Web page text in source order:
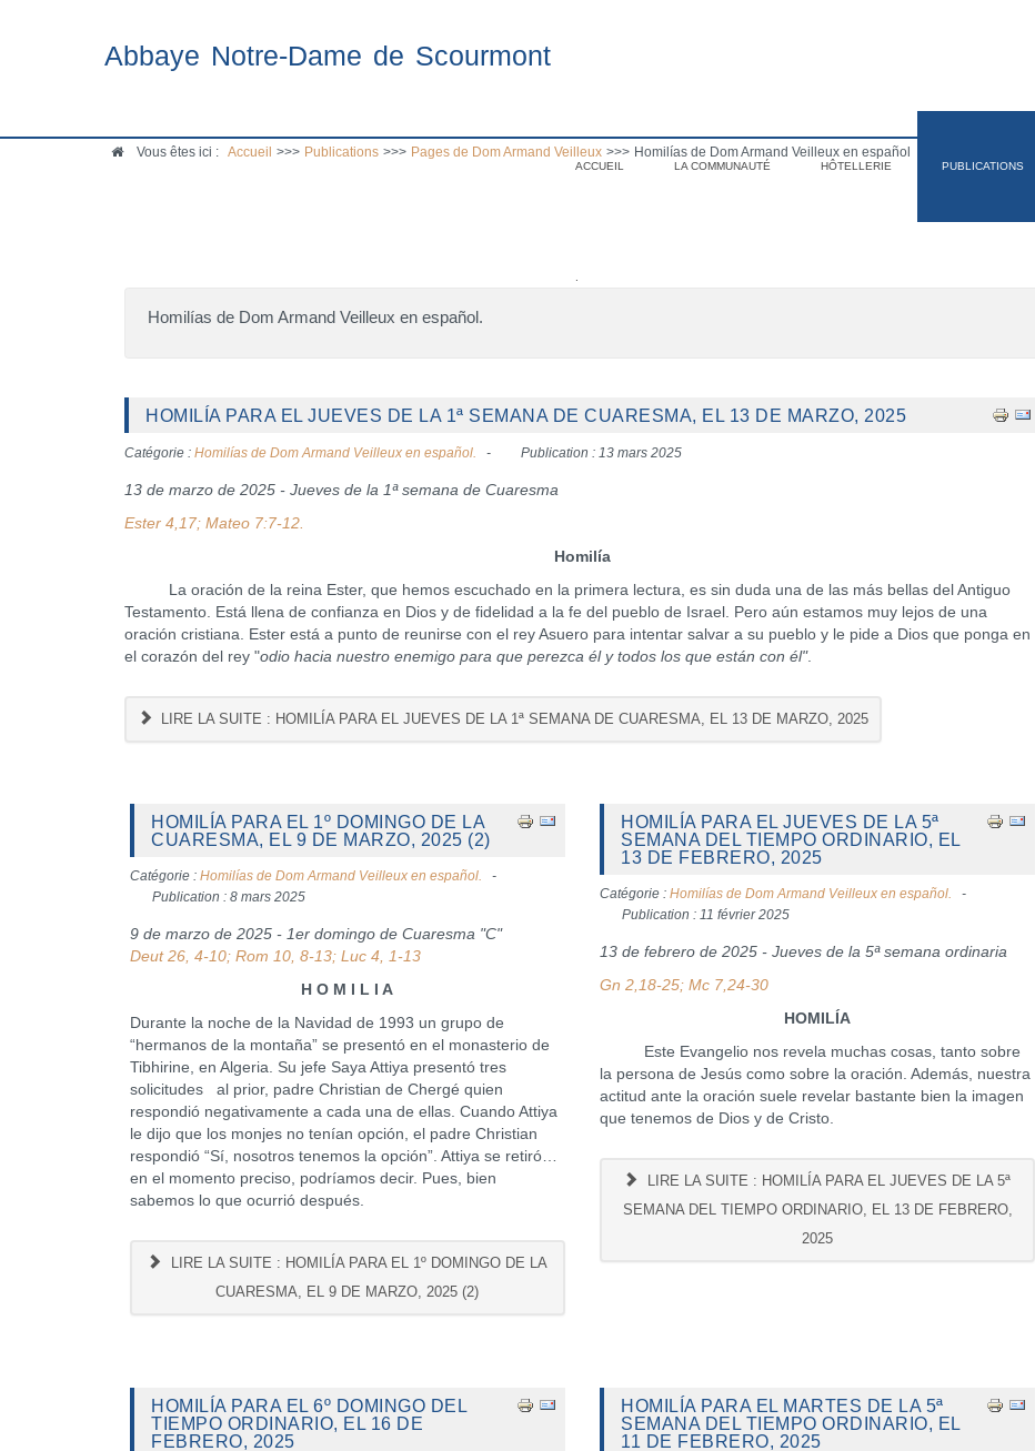
Abbaye Notre-Dame de Scourmont
ACCUEIL LA COMMUNAUTÉ HÔTELLERIE PUBLICATIONS
Vous êtes ici : Accueil >>> Publications >>> Pages de Dom Armand Veilleux >>> Homilías de Dom Armand Veilleux en español
Homilías de Dom Armand Veilleux en español.
HOMILÍA PARA EL JUEVES DE LA 1ª SEMANA DE CUARESMA, EL 13 DE MARZO, 2025
Catégorie : Homilías de Dom Armand Veilleux en español. Publication : 13 mars 2025
13 de marzo de 2025 - Jueves de la 1ª semana de Cuaresma
Ester 4,17; Mateo 7:7-12.
Homilía
La oración de la reina Ester, que hemos escuchado en la primera lectura, es sin duda una de las más bellas del Antiguo
Testamento. Está llena de confianza en Dios y de fidelidad a la fe del pueblo de Israel. Pero aún estamos muy lejos de una
oración cristiana. Ester está a punto de reunirse con el rey Asuero para intentar salvar a su pueblo y le pide a Dios que ponga en
el corazón del rey "odio hacia nuestro enemigo para que perezca él y todos los que están con él".
LIRE LA SUITE : HOMILÍA PARA EL JUEVES DE LA 1ª SEMANA DE CUARESMA, EL 13 DE MARZO, 2025
HOMILÍA PARA EL 1º DOMINGO DE LA
CUARESMA, EL 9 DE MARZO, 2025 (2)
Catégorie : Homilías de Dom Armand Veilleux en español.
Publication : 8 mars 2025
9 de marzo de 2025 - 1er domingo de Cuaresma "C"
Deut 26, 4-10; Rom 10, 8-13; Luc 4, 1-13
H O M I L I A
Durante la noche de la Navidad de 1993 un grupo de
“hermanos de la montaña” se presentó en el monasterio de
Tibhirine, en Algeria. Su jefe Saya Attiya presentó tres
solicitudes al prior, padre Christian de Chergé quien
respondió negativamente a cada una de ellas. Cuando Attiya
le dijo que los monjes no tenían opción, el padre Christian
respondió “Sí, nosotros tenemos la opción”. Attiya se retiró…
en el momento preciso, podríamos decir. Pues, bien
sabemos lo que ocurrió después.
LIRE LA SUITE : HOMILÍA PARA EL 1º DOMINGO DE LA
CUARESMA, EL 9 DE MARZO, 2025 (2)
HOMILÍA PARA EL JUEVES DE LA 5ª
SEMANA DEL TIEMPO ORDINARIO, EL
13 DE FEBRERO, 2025
Catégorie :Homilías de Dom Armand Veilleux en español.
Publication : 11 février 2025
13 de febrero de 2025 - Jueves de la 5ª semana ordinaria
Gn 2,18-25; Mc 7,24-30
HOMILÍA
Este Evangelio nos revela muchas cosas, tanto sobre
la persona de Jesús como sobre la oración. Además, nuestra
actitud ante la oración suele revelar bastante bien la imagen
que tenemos de Dios y de Cristo.
LIRE LA SUITE : HOMILÍA PARA EL JUEVES DE LA 5ª
SEMANA DEL TIEMPO ORDINARIO, EL 13 DE FEBRERO,
2025
HOMILÍA PARA EL 6º DOMINGO DEL
TIEMPO ORDINARIO, EL 16 DE
FEBRERO, 2025
HOMILÍA PARA EL MARTES DE LA 5ª
SEMANA DEL TIEMPO ORDINARIO, EL
11 DE FEBRERO, 2025